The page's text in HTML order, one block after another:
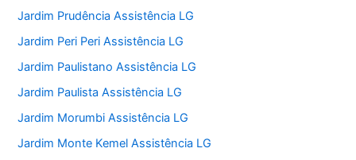
Jardim Prudência Assistência LG
Jardim Peri Peri Assistência LG
Jardim Paulistano Assistência LG
Jardim Paulista Assistência LG
Jardim Morumbi Assistência LG
Jardim Monte Kemel Assistência LG